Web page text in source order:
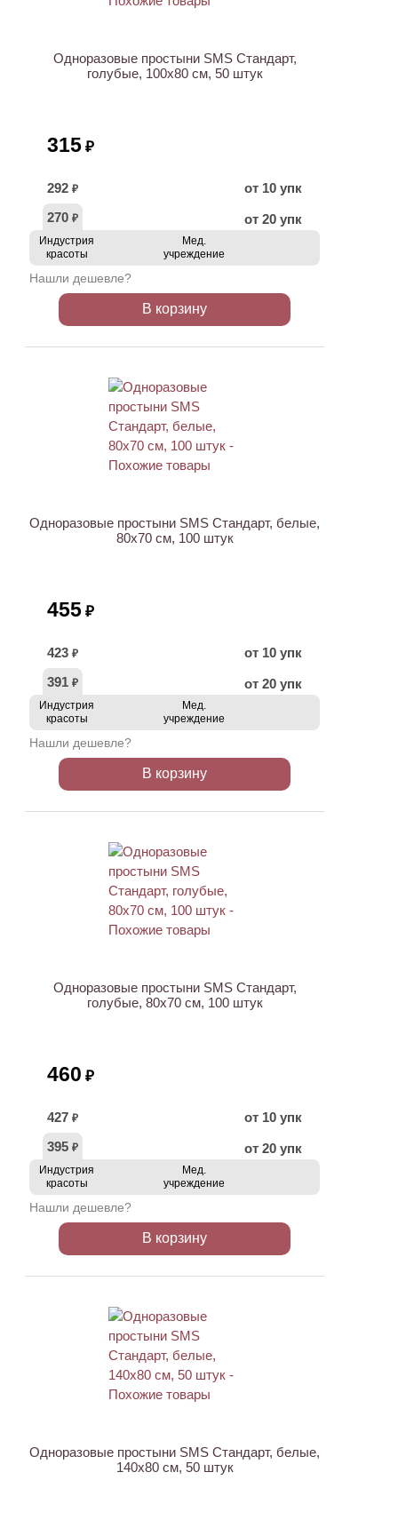
Одноразовые простыни SMS Стандарт,
голубые, 100х80 см, 50 штук
315 ₽
292 ₽
от 10 упк
270 ₽ от 20 упк
Индустрия
красоты
Мед.
учреждение
Нашли дешевле?
В корзину
Одноразовые простыни SMS Стандарт, белые,
80х70 см, 100 штук
455 ₽
423 ₽
от 10 упк
391 ₽ от 20 упк
Индустрия
красоты
Мед.
учреждение
Нашли дешевле?
В корзину
Одноразовые простыни SMS Стандарт,
голубые, 80х70 см, 100 штук
460 ₽
427 ₽
от 10 упк
395 ₽ от 20 упк
Индустрия
красоты
Мед.
учреждение
Нашли дешевле?
В корзину
Одноразовые простыни SMS Стандарт, белые,
140х80 см, 50 штук